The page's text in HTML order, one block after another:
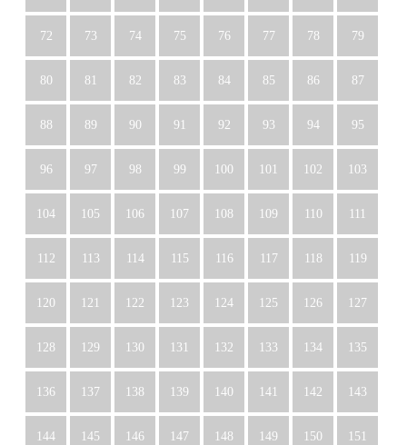
72 73 74 75 76 77 78 79
80 81 82 83 84 85 86 87
88 89 90 91 92 93 94 95
96 97 98 99 100 101 102 103
104 105 106 107 108 109 110 111
112 113 114 115 116 117 118 119
120 121 122 123 124 125 126 127
128 129 130 131 132 133 134 135
136 137 138 139 140 141 142 143
144 145 146 147 148 149 150 151